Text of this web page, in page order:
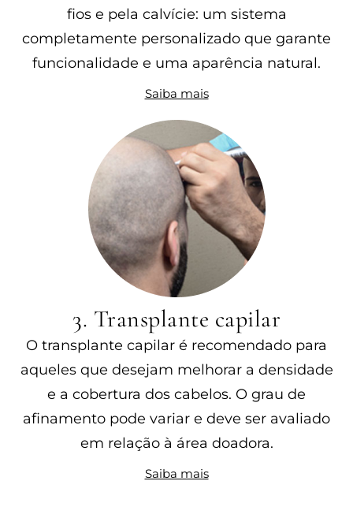
fios e pela calvície: um sistema
completamente personalizado que garante
funcionalidade e uma aparência natural.
Saiba mais
3. Transplante capilar
O transplante capilar é recomendado para
aqueles que desejam melhorar a densidade
e a cobertura dos cabelos. O grau de
afinamento pode variar e deve ser avaliado
em relação à área doadora.
Saiba mais